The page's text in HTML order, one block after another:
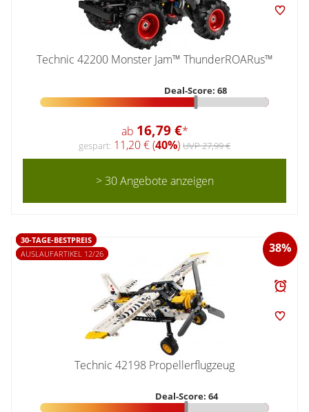
Technic 42200 Monster Jam™ ThunderROARus™
Deal-Score: 68
ab 16,79 €*
gespart: 11,20 € (40%) UVP 27,99 €
> 30 Angebote anzeigen
38%
30-TAGE-BESTPREIS
AUSLAUFARTIKEL 12/26
Technic 42198 Propellerflugzeug
Deal-Score: 64